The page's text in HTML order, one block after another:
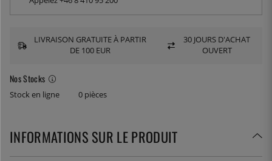
Nos Stocks
Stock en ligne 0 pièces
LIVRAISON GRATUITE À PARTIR
DE 100 EUR
30 JOURS D'ACHAT
OUVERT
INFORMATIONS SUR LE PRODUIT